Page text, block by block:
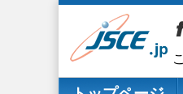
メインナビゲー